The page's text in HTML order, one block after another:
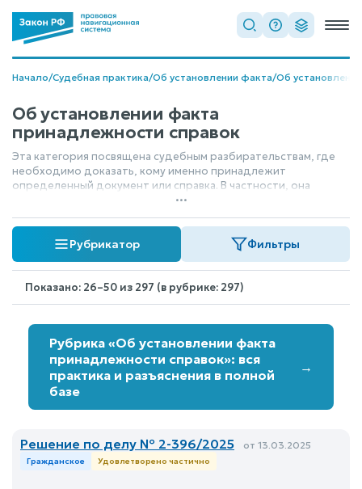
Начало/Судебная практика/Об установлении факта/Об
Об установлении факта
принадлежности справок
Эта категория посвящена судебным разбирательствам, где
необходимо доказать, кому именно принадлежит
определенный документ или справка. В частности, она
охватывает вопросы, связанные с подтверждением авторства
или принадлежности архивных документов, когда требуется
официальное установление этого факта в рамках судебного
процесса.
...
Рубрикатор Фильтры
Показано: 26–50 из 297 (в рубрике: 297)
Рубрика «Об установлении факта
принадлежности справок»: вся
практика и разъяснения в полной
базе
→
Решение по делу № 2-396/2025 от 13.03.2025
Гражданское Удовлетворено частично